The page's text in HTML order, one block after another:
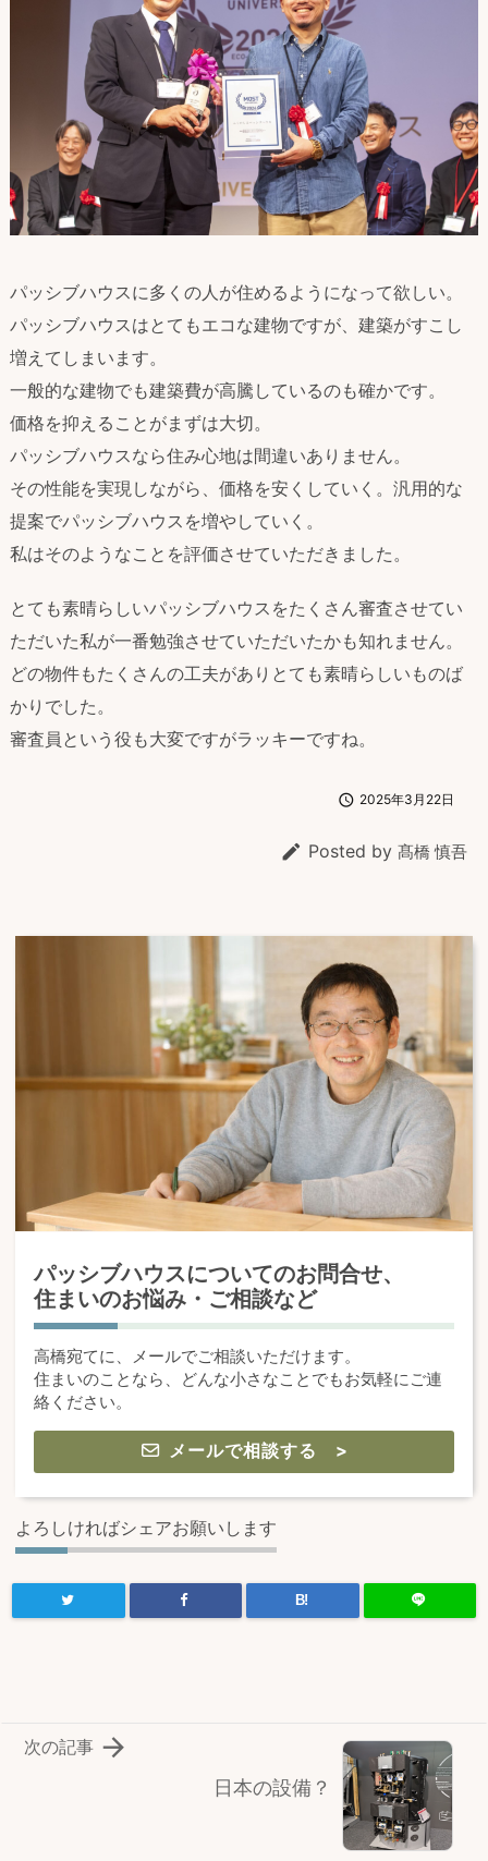
パッシブハウスに多くの人が住めるようになって欲しい。
パッシブハウスはとてもエコな建物ですが、建築がすこし
増えてしまいます。
一般的な建物でも建築費が高騰しているのも確かです。
価格を抑えることがまずは大切。
パッシブハウスなら住み心地は間違いありません。
その性能を実現しながら、価格を安くしていく。汎用的な
提案でパッシブハウスを増やしていく。
私はそのようなことを評価させていただきました。
とても素晴らしいパッシブハウスをたくさん審査させてい
ただいた私が一番勉強させていただいたかも知れません。
どの物件もたくさんの工夫がありとても素晴らしいものば
かりでした。
審査員という役も大変ですがラッキーですね。
 2025年3月22日
 Posted by 髙橋 慎吾
パッシブハウスについてのお問合せ、
住まいのお悩み・ご相談など
高橋宛てに、メールでご相談いただけます。
住まいのことなら、どんな小さなことでもお気軽にご連
絡ください。
メールで相談する >
よろしければシェアお願いします
B!
日本の設備？

次の記事